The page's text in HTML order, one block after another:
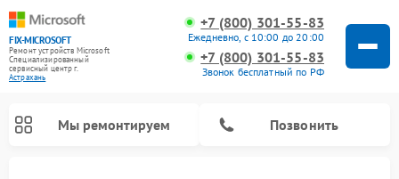
FIX-MICROSOFT
Ремонт устройств Microsoft
Специализированный
cервисный центр г.
Астрахань
+7 (800) 301-55-83
Ежедневно, с 10:00 до 20:00
+7 (800) 301-55-83
Звонок бесплатный по РФ
Мы ремонтируем Позвонить